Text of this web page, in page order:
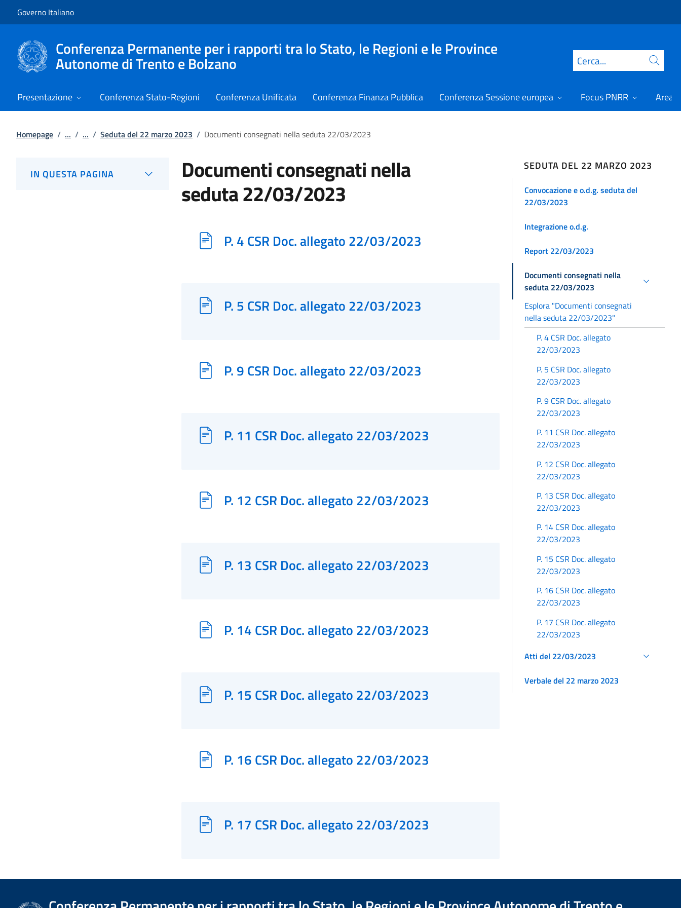
Governo Italiano
Conferenza Permanente per i rapporti tra lo Stato, le Regioni e le Province
Autonome di Trento e Bolzano Cerca
Presentazione Conferenza Stato-Regioni Conferenza Unificata Conferenza Finanza Pubblica Conferenza Sessione europea Focus PNRR Area
Homepage / ... / ... / Seduta del 22 marzo 2023 / Documenti consegnati nella seduta 22/03/2023
IN QUESTA PAGINA Documenti consegnati nella
seduta 22/03/2023
P. 4 CSR Doc. allegato 22/03/2023
P. 5 CSR Doc. allegato 22/03/2023
P. 9 CSR Doc. allegato 22/03/2023
P. 11 CSR Doc. allegato 22/03/2023
P. 12 CSR Doc. allegato 22/03/2023
P. 13 CSR Doc. allegato 22/03/2023
P. 14 CSR Doc. allegato 22/03/2023
P. 15 CSR Doc. allegato 22/03/2023
P. 16 CSR Doc. allegato 22/03/2023
P. 17 CSR Doc. allegato 22/03/2023
SEDUTA DEL 22 MARZO 2023
Convocazione e o.d.g. seduta del
22/03/2023
Integrazione o.d.g.
Report 22/03/2023
Documenti consegnati nella
seduta 22/03/2023
Esplora "Documenti consegnati
nella seduta 22/03/2023"
P. 4 CSR Doc. allegato
22/03/2023
P. 5 CSR Doc. allegato
22/03/2023
P. 9 CSR Doc. allegato
22/03/2023
P. 11 CSR Doc. allegato
22/03/2023
P. 12 CSR Doc. allegato
22/03/2023
P. 13 CSR Doc. allegato
22/03/2023
P. 14 CSR Doc. allegato
22/03/2023
P. 15 CSR Doc. allegato
22/03/2023
P. 16 CSR Doc. allegato
22/03/2023
P. 17 CSR Doc. allegato
22/03/2023
Atti del 22/03/2023
Verbale del 22 marzo 2023